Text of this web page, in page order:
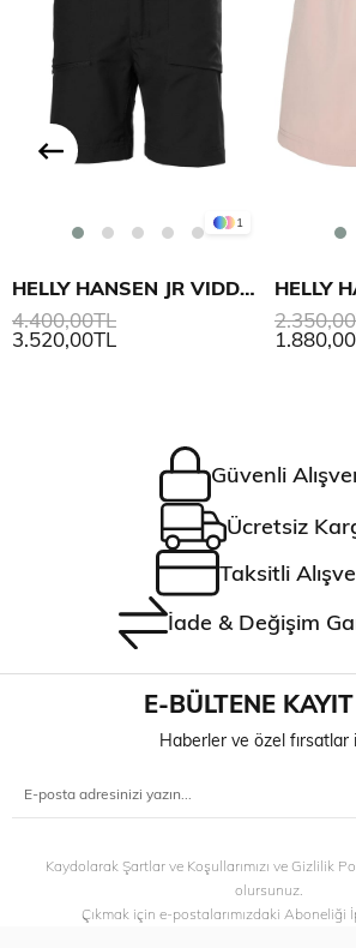
1
HELLY HANSEN JR VIDDA ŞORT
3.520,00TL
4.400,00TL
Güvenli
Ücretsiz
Taksitli
İade & Değişim
E-BÜLTENE
Haberler ve özel fırsatlar
Kaydolarak Şartlar ve Koşullarımızı ve Gizlilik
olursunuz.
Çıkmak için e-postalarımızdaki Aboneliği